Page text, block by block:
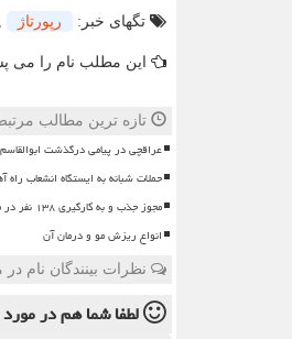
تگهای خبر: رپورتاژ
این مطلب نام را می
تازه ترین مطالب
عراقچی در پیامی درگذشت
حملات شبانه به ایستگاه انشعاب
مجوز جذب و به کارگیری ۱۳۸ نفر در میدان نفتی خشت و کنارتخته صادر شد
انواع ریزش مو و درمان آن
نظرات بینندگان نام
لطفا شما همدر